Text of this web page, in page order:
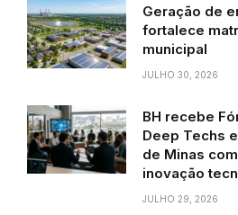
Geração de
fortalece
municipal
JULHO 30, 2026
BH recebe
Deep Techs
de Minas
inovação
JULHO 29, 2026